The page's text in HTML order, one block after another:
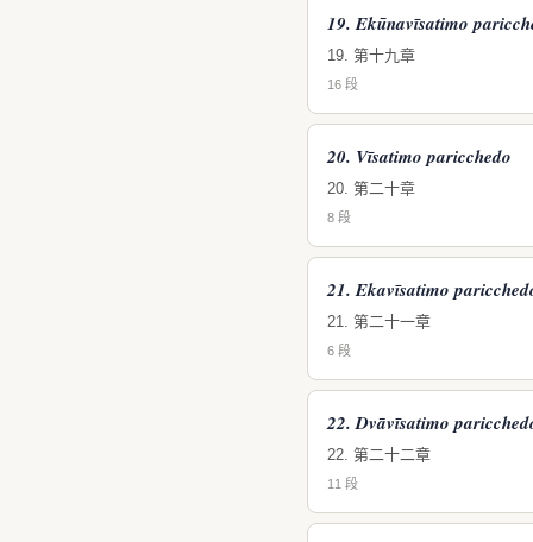
19. Ekūnavīsatimo
19. 第十九章
16 段
20. Vīsatimo paricchedo
20. 第二十章
8 段
21. Ekavīsatimo
21. 第二十一章
6 段
22. Dvāvīsatimo
22. 第二十二章
11 段